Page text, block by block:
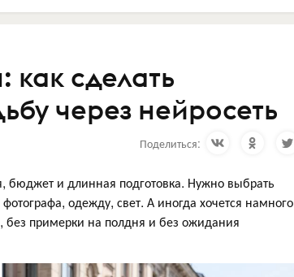
как сделать
через нейросеть
Поделиться:
и длинная подготовка. Нужно выбрать
одежду, свет. А иногда хочется намного
без примерки на полдня и без ожидания